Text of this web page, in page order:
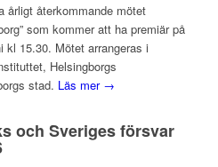
årligt återkommande mötet
som kommer att ha premiär på
kl 15.30. Mötet arrangeras i
Helsingborgs
stad. Läs mer →
och Sveriges försvar